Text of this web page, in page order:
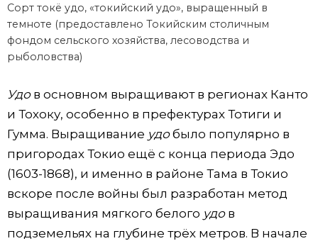
Сорт токё удо, «токийский удо», выращенный в
темноте (предоставлено Токийским столичным
фондом сельского хозяйства, лесоводства и
рыболовства)
Удов основном выращивают в регионах Канто
и Тохоку, особенно в префектурах Тотиги и
Гумма. Выращивание удобыло популярно в
пригородах Токио ещё с конца периода Эдо
(1603-1868), и именно в районе Тама в Токио
вскоре после войны был разработан метод
выращивания мягкого белого удов
подземельях на глубине трёх метров. В начале